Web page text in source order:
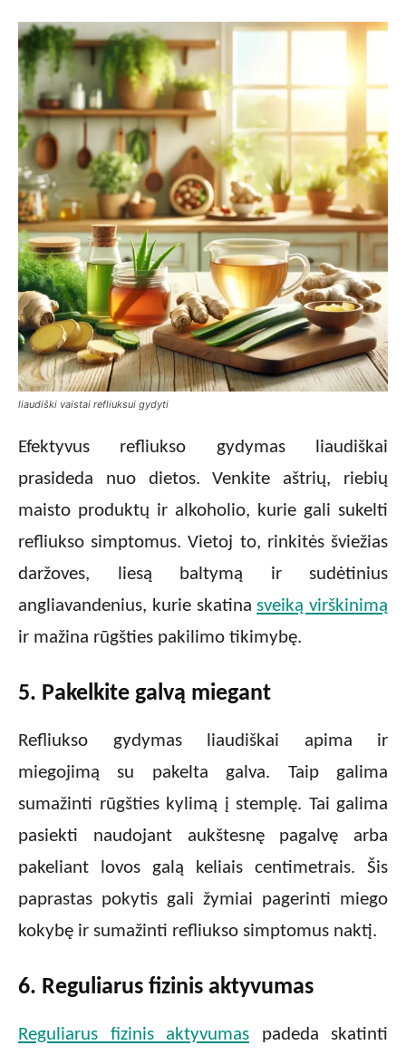
liaudiški vaistai refliuksui gydyti
Efektyvus refliukso gydymas liaudiškai
prasideda nuo dietos. Venkite aštrių, riebių
maisto produktų ir alkoholio, kurie gali sukelti
refliukso simptomus. Vietoj to, rinkitės šviežias
daržoves, liesą baltymą ir sudėtinius
angliavandenius, kurie skatina sveiką virškinimą
ir mažina rūgšties pakilimo tikimybę.
5. Pakelkite galvą miegant
Refliukso gydymas liaudiškai apima ir
miegojimą su pakelta galva. Taip galima
sumažinti rūgšties kylimą į stemplę. Tai galima
pasiekti naudojant aukštesnę pagalvę arba
pakeliant lovos galą keliais centimetrais. Šis
paprastas pokytis gali žymiai pagerinti miego
kokybę ir sumažinti refliukso simptomus naktį.
6. Reguliarus fizinis aktyvumas
Reguliarus fizinis aktyvumas padeda skatinti